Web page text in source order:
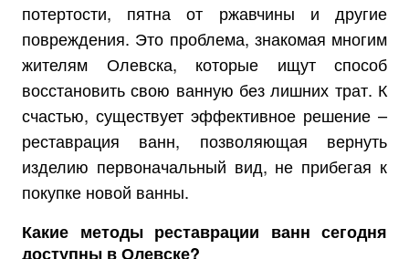
потертости, пятна от ржавчины и другие
повреждения. Это проблема, знакомая многим
жителям Олевска, которые ищут способ
восстановить свою ванную без лишних трат. К
счастью, существует эффективное решение –
реставрация ванн, позволяющая вернуть
изделию первоначальный вид, не прибегая к
покупке новой ванны.
Какие методы реставрации ванн сегодня
доступны в Олевске?